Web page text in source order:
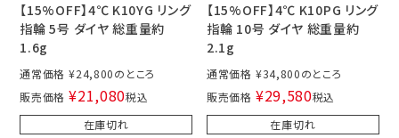
【15%OFF】4℃ K10YG リング
指輪 5号 ダイヤ 総重量約
1.6g
通常価格 ¥24,800
販売価格 ¥21,080税込
在庫切れ
【15%OFF】4℃ K10PG リング
指輪 10号 ダイヤ 総重量約
2.1g
通常価格 ¥34,800
販売価格 ¥29,580税込
在庫切れ